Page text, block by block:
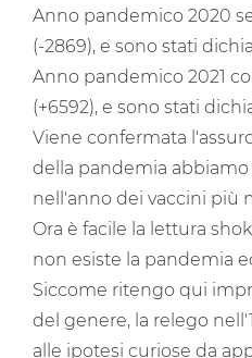
Anno pandemico 2020
(-2869), e sono stati
Anno pandemico 2021
(+6592), e sono stati
Viene confermata
della pandemia
nell'anno dei vaccini più
Ora è facile la lettura
non esiste la pandemia
Siccome ritengo qui
del genere, la relego
alle ipotesi curiose da